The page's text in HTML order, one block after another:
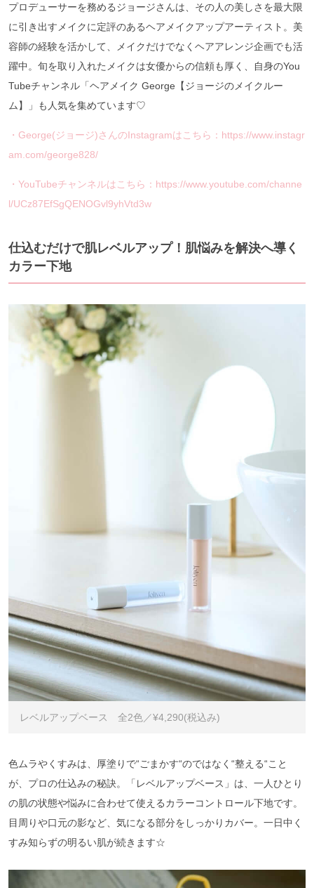
プロデューサーを務めるジョージさんは、その人の美しさを最大限
に引き出すメイクに定評のあるヘアメイクアップアーティスト。美
容師の経験を活かして、メイクだけでなくヘアアレンジ企画でも活
躍中。旬を取り入れたメイクは女優からの信頼も厚く、自身のYou
Tubeチャンネル「ヘアメイク George【ジョージのメイクルー
ム】」も人気を集めています♡
・George(ジョージ)さんのInstagramはこちら：https://www.instagr
am.com/george828/
・YouTubeチャンネルはこちら：https://www.youtube.com/channe
l/UCz87EfSgQENOGvl9yhVtd3w
仕込むだけで肌レベルアップ！肌悩みを解決へ導く
カラー下地
レベルアップベース 全2色／¥4,290(税込み)
色ムラやくすみは、厚塗りで“ごまかす“のではなく“整える“こと
が、プロの仕込みの秘訣。「レベルアップベース」は、一人ひとり
の肌の状態や悩みに合わせて使えるカラーコントロール下地です。
目周りや口元の影など、気になる部分をしっかりカバー。一日中く
すみ知らずの明るい肌が続きます☆